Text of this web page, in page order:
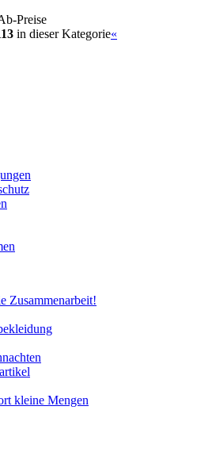
Preise
in dieser Kategorie«
Zusammenarbeit!
kleine Mengen